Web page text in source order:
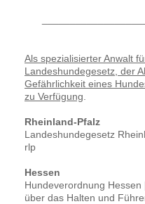
Als spezialisierter Anwalt
Landeshundegesetz, der
Gefährlichkeit eines
zu Verfügung
Rheinland-Pfalz
Landeshundegesetz
rlp
Hessen
Hundeverordnung
über das Halten und